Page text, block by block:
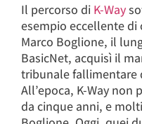
Il percorso di K-Way
esempio eccellente
Marco Boglione, il
BasicNet, acquisì il
tribunale fallimentare
All’epoca, K-Way non
da cinque anni, e